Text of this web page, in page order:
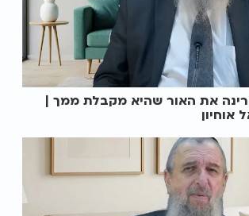
את האור שהיא מקבלת ממך |
אוחיון